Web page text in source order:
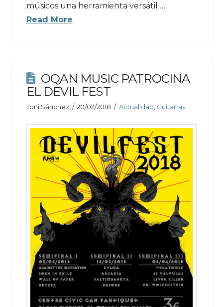
músicos una herramienta versátil …
Read More
OQAN MUSIC PATROCINA
EL DEVIL FEST
Toni Sánchez 20/02/2018 Actualidad Guitarras